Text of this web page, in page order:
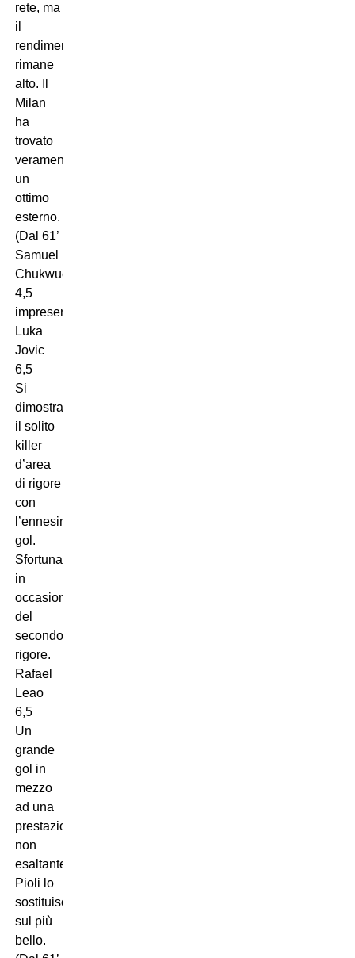
rete, ma
il
rendimento
rimane
alto. Il
Milan
ha
trovato
veramente
un
ottimo
esterno.
(Dal 61’
Samuel
Chukwueze
4,5
impresentabile)
Luka
Jovic
6,5
Si
dimostra
il solito
killer
d’area
di rigore
con
l’ennesimo
gol.
Sfortunato
in
occasione
del
secondo
rigore.
Rafael
Leao
6,5
Un
grande
gol in
mezzo
ad una
prestazione
non
esaltante.
Pioli lo
sostituisce
sul più
bello.